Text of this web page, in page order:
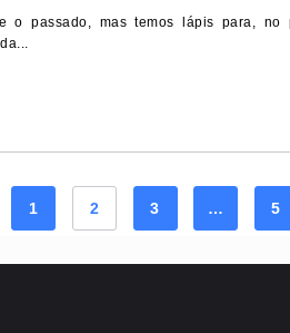
o passado, mas temos lápis para, no
1 2 3 … 5